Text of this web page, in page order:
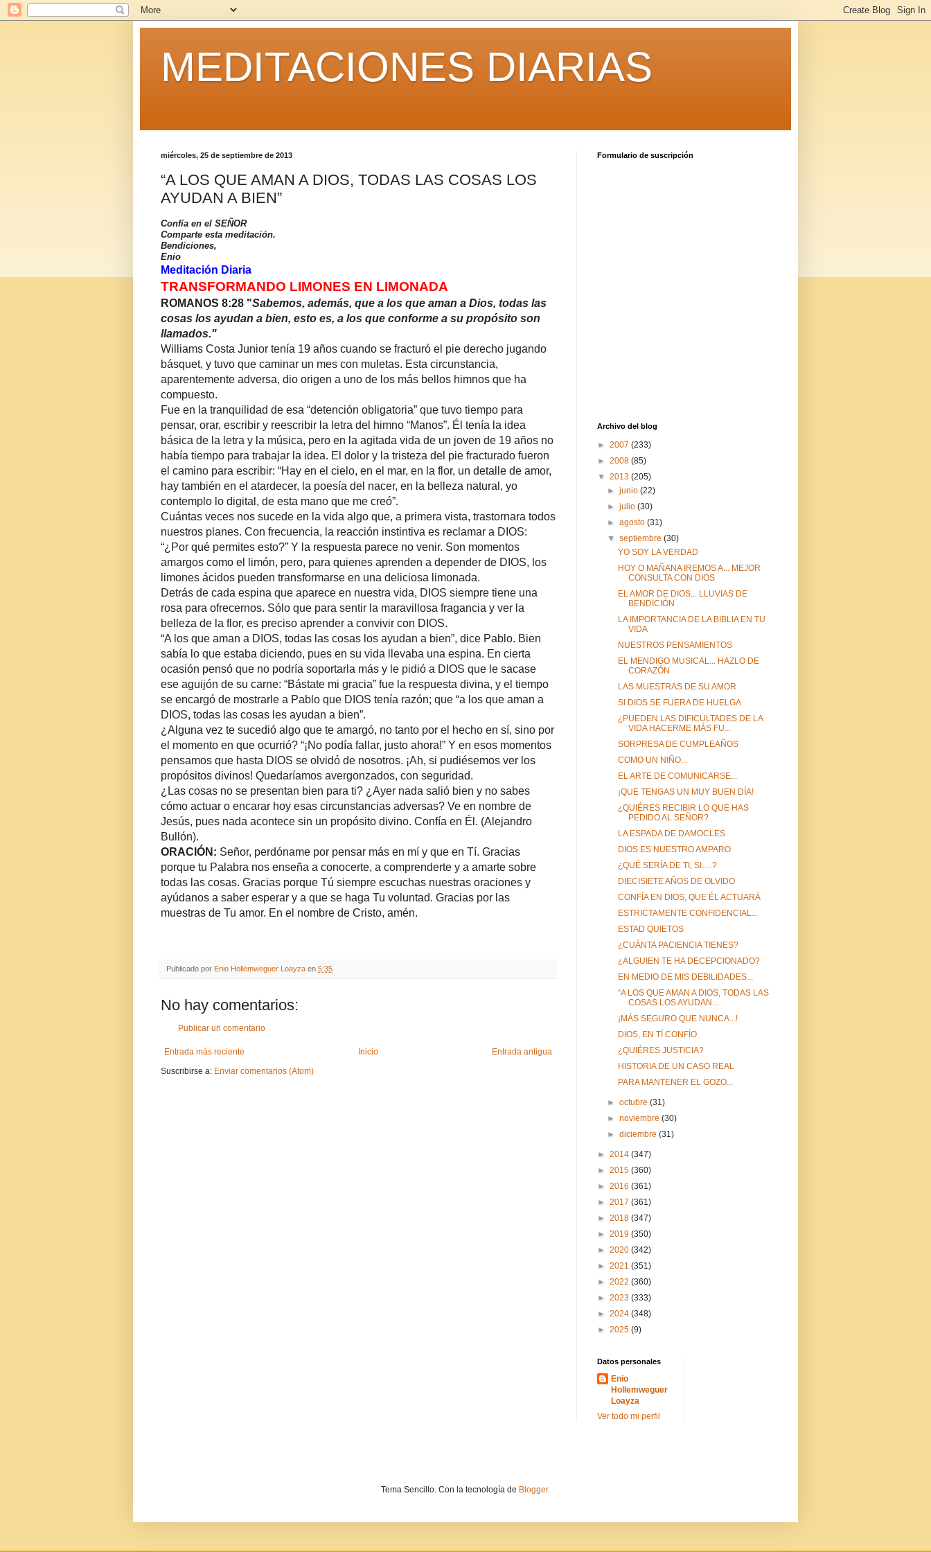
MEDITACIONES DIARIAS
miércoles, 25 de septiembre de 2013
“A LOS QUE AMAN A DIOS, TODAS LAS COSAS LOS
AYUDAN A BIEN”
Confía en el SEÑOR
Comparte esta meditación.
Bendiciones,
Enio
Meditación Diaria
TRANSFORMANDO LIMONES EN LIMONADA
ROMANOS 8:28 "Sabemos, además, que a los que aman a Dios, todas las
cosas los ayudan a bien, esto es, a los que conforme a su propósito son
llamados."
Williams Costa Junior tenía 19 años cuando se fracturó el pie derecho jugando
básquet, y tuvo que caminar un mes con muletas. Esta circunstancia,
aparentemente adversa, dio origen a uno de los más bellos himnos que ha
compuesto.
Fue en la tranquilidad de esa “detención obligatoria” que tuvo tiempo para
pensar, orar, escribir y reescribir la letra del himno “Manos”. Él tenía la idea
básica de la letra y la música, pero en la agitada vida de un joven de 19 años no
había tiempo para trabajar la idea. El dolor y la tristeza del pie fracturado fueron
el camino para escribir: “Hay en el cielo, en el mar, en la flor, un detalle de amor,
hay también en el atardecer, la poesía del nacer, en la belleza natural, yo
contemplo lo digital, de esta mano que me creó”.
Cuántas veces nos sucede en la vida algo que, a primera vista, trastornara todos
nuestros planes. Con frecuencia, la reacción instintiva es reclamar a DIOS:
“¿Por qué permites esto?” Y la respuesta parece no venir. Son momentos
amargos como el limón, pero, para quienes aprenden a depender de DIOS, los
limones ácidos pueden transformarse en una deliciosa limonada.
Detrás de cada espina que aparece en nuestra vida, DIOS siempre tiene una
rosa para ofrecernos. Sólo que para sentir la maravillosa fragancia y ver la
belleza de la flor, es preciso aprender a convivir con DIOS.
“A los que aman a DIOS, todas las cosas los ayudan a bien”, dice Pablo. Bien
sabía lo que estaba diciendo, pues en su vida llevaba una espina. En cierta
ocasión pensó que no podría soportarla más y le pidió a DIOS que le sacase
ese aguijón de su carne: “Bástate mi gracia” fue la respuesta divina, y el tiempo
se encargó de mostrarle a Pablo que DIOS tenía razón; que “a los que aman a
DIOS, todas las cosas les ayudan a bien”.
¿Alguna vez te sucedió algo que te amargó, no tanto por el hecho en sí, sino por
el momento en que ocurrió? “¡No podía fallar, justo ahora!” Y en esos momentos
pensamos que hasta DIOS se olvidó de nosotros. ¡Ah, si pudiésemos ver los
propósitos divinos! Quedaríamos avergonzados, con seguridad.
¿Las cosas no se presentan bien para ti? ¿Ayer nada salió bien y no sabes
cómo actuar o encarar hoy esas circunstancias adversas? Ve en nombre de
Jesús, pues nada acontece sin un propósito divino. Confía en Él. (Alejandro
Bullón).
ORACIÓN: Señor, perdóname por pensar más en mí y que en Tí. Gracias
porque tu Palabra nos enseña a conocerte, a comprenderte y a amarte sobre
todas las cosas. Gracias porque Tú siempre escuchas nuestras oraciones y
ayúdanos a saber esperar y a que se haga Tu voluntad. Gracias por las
muestras de Tu amor. En el nombre de Cristo, amén.
Publicado por Enio Hollemweguer Loayza en 5:35
No hay comentarios:
Publicar un comentario
Entrada más reciente Entrada antigua
Inicio
Suscribirse a: Enviar comentarios (Atom)
Formulario de suscripción
Archivo del blog
► 2007 (233)
► 2008 (85)
▼ 2013 (205)
►junio(22)
►julio(30)
►agosto(31)
▼septiembre(30)
YO SOY LA VERDAD
HOY O MAÑANA IREMOS A... MEJOR
CONSULTA CON DIOS
EL AMOR DE DIOS... LLUVIAS DE
BENDICIÓN
LA IMPORTANCIA DE LA BIBLIA EN TU
VIDA
NUESTROS PENSAMIENTOS
EL MENDIGO MUSICAL... HAZLO DE
CORAZÓN
LAS MUESTRAS DE SU AMOR
SI DIOS SE FUERA DE HUELGA
¿PUEDEN LAS DIFICULTADES DE LA
VIDA HACERME MÁS FU...
SORPRESA DE CUMPLEAÑOS
COMO UN NIÑO...
EL ARTE DE COMUNICARSE...
¡QUE TENGAS UN MUY BUEN DÍA!
¿QUIÉRES RECIBIR LO QUE HAS
PEDIDO AL SEÑOR?
LA ESPADA DE DAMOCLES
DIOS ES NUESTRO AMPARO
¿QUÉ SERÍA DE TI, SI….?
DIECISIETE AÑOS DE OLVIDO
CONFÍA EN DIOS, QUE ÉL ACTUARÁ
ESTRICTAMENTE CONFIDENCIAL...
ESTAD QUIETOS
¿CUÁNTA PACIENCIA TIENES?
¿ALGUIEN TE HA DECEPCIONADO?
EN MEDIO DE MIS DEBILIDADES...
“A LOS QUE AMAN A DIOS, TODAS LAS
COSAS LOS AYUDAN...
¡MÁS SEGURO QUE NUNCA...!
DIOS, EN TÍ CONFÍO
¿QUIÉRES JUSTICIA?
HISTORIA DE UN CASO REAL
PARA MANTENER EL GOZO...
►octubre(31)
►noviembre(30)
►diciembre(31)
► 2014 (347)
► 2015 (360)
► 2016 (361)
► 2017 (361)
► 2018 (347)
► 2019 (350)
► 2020 (342)
► 2021 (351)
► 2022 (360)
► 2023 (333)
► 2024 (348)
► 2025 (9)
Datos personales
Enio
Hollemweguer
Loayza
Ver todo mi perfil
Tema Sencillo. Con la tecnología de Blogger.